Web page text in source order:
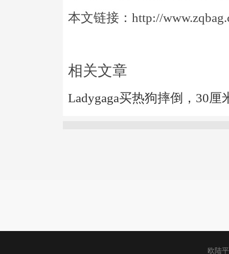
本文链接：http://
相关文章
Ladygaga买热狗摔倒，30
欧陆